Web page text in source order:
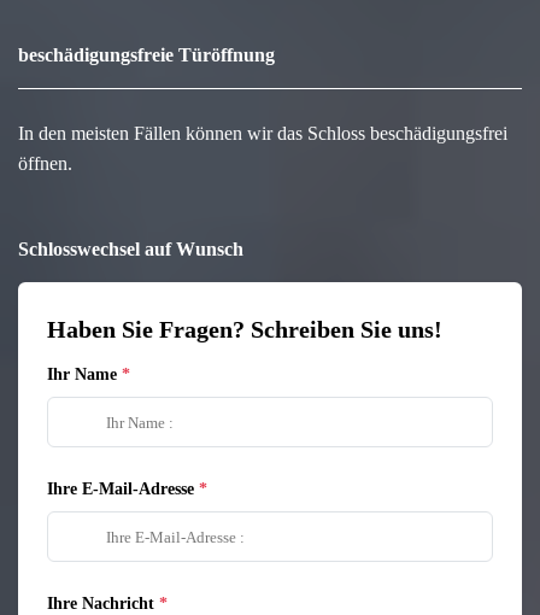
beschädigungsfreie Türöffnung
In den meisten Fällen können wir das Schloss beschädigungsfrei
öffnen.
Schlosswechsel auf Wunsch
Haben Sie Fragen? Schreiben Sie uns!
Ihr Name
Ihre E-Mail-Adresse
Ihre Nachricht